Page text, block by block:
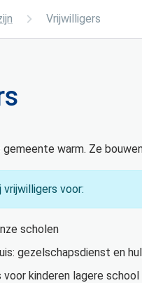
Vrijwilligers
warm. Ze
voor:
scholen
gezelschapsdienst en
kinderen lagere school